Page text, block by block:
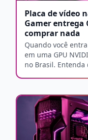
Placa de vídeo
Gamer entrega
comprar nada
Quando você
em uma GPU
no Brasil. Entenda